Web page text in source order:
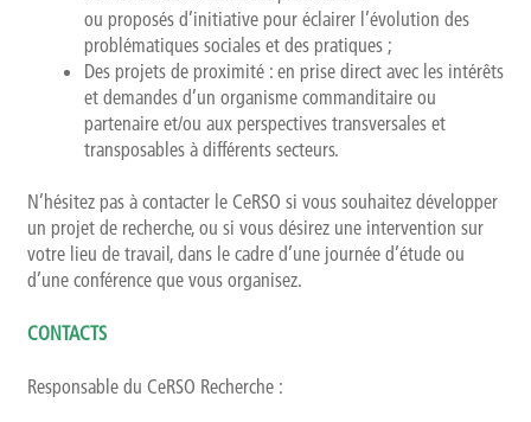
ou proposés d’initiative pour éclairer l’évolution des
problématiques sociales et des pratiques ;
Des projets de proximité : en prise direct avec les intérêts
et demandes d’un organisme commanditaire ou
partenaire et/ou aux perspectives transversales et
transposables à différents secteurs.
N’hésitez pas à contacter le CeRSO si vous souhaitez développer
un projet de recherche, ou si vous désirez une intervention sur
votre lieu de travail, dans le cadre d’une journée d’étude ou
d’une conférence que vous organisez.
CONTACTS
Responsable du CeRSO Recherche :